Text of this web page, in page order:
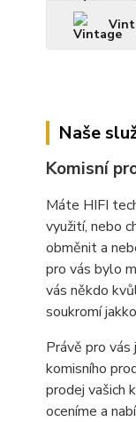
Naše
Komisní
Máte HIFI
využití, nebo
obměnit a
pro vás bylo
vás někdo
soukromí
Právě pro vás
komisního
prodej vašich
oceníme a